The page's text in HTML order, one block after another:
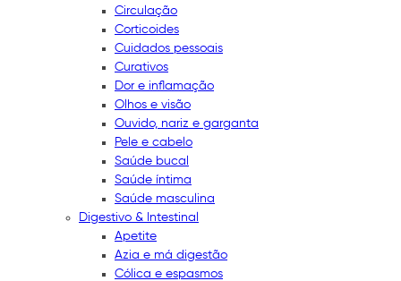
Circulação
Corticoides
Cuidados pessoais
Curativos
Dor e inflamação
Olhos e visão
Ouvido, nariz e garganta
Pele e cabelo
Saúde bucal
Saúde íntima
Saúde masculina
Digestivo & Intestinal
Apetite
Azia e má digestão
Cólica e espasmos